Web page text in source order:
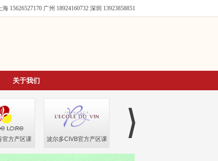
海 15626527170 广州 18924160732 深圳 13923858851
关于我们
官方产区课 波尔多CIVB官方产区课 罗纳河谷官方产区课